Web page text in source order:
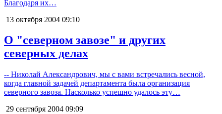
Благодаря их…
13 октября 2004 09:10
О "северном завозе" и других
северных делах
-- Николай Александрович, мы с вами встречались весной,
когда главной задачей департамента была организация
северного завоза. Насколько успешно удалось эту…
29 сентября 2004 09:09